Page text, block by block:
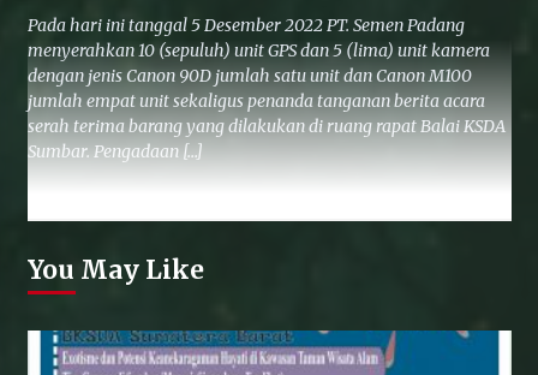
Pada hari ini tanggal 5 Desember 2022 PT. Semen Padang
menyerahkan 10 (sepuluh) unit GPS dan 5 (lima) unit kamera
dengan jenis Canon 90D jumlah satu unit dan Canon M100
jumlah empat unit sekaligus penanda tanganan berita acara
serah terima barang yang dilakukan di ruang rapat Balai KSDA
Sumbar. Pengadaan […]
You May Like